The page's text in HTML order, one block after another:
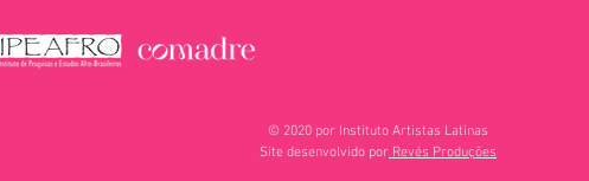
© 2020 por Instituto Artistas Latinas
Site desenvolvido por Revés Produções